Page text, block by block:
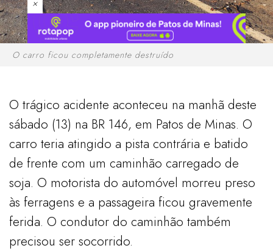
×
O carro ficou completamente destruído
O trágico acidente aconteceu na manhã deste
sábado (13) na BR 146, em Patos de Minas. O
carro teria atingido a pista contrária e batido
de frente com um caminhão carregado de
soja. O motorista do automóvel morreu preso
às ferragens e a passageira ficou gravemente
ferida. O condutor do caminhão também
precisou ser socorrido.